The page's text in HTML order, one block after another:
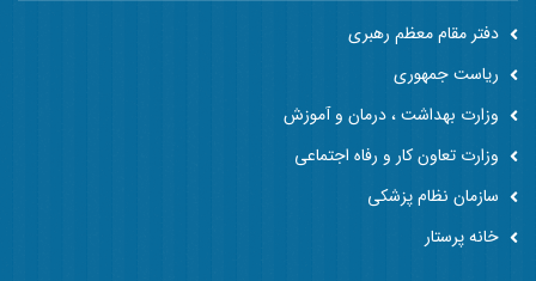
دفتر مقام معظم رهبری
ریاست جمهوری
وزارت بهداشت ، درمان و آموزش
وزارت تعاون کار و رفاه اجتماعی
سازمان نظام پزشکی
خانه پرستار